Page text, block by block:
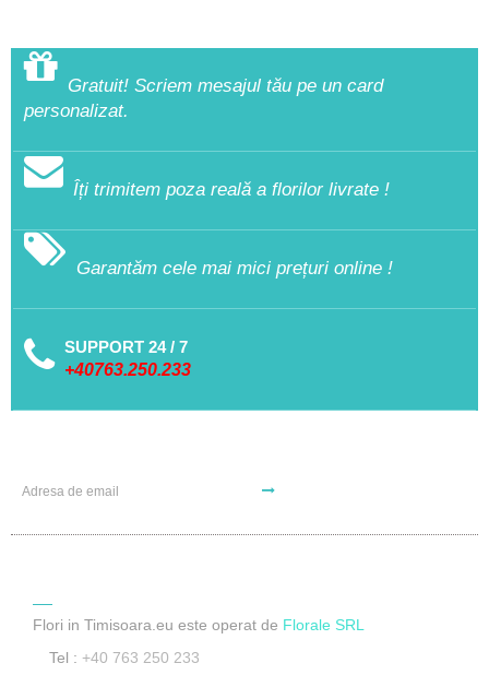
Gratuit! Scriem mesajul tău pe un card
personalizat.
Îți trimitem poza reală a florilor livrate !
Garantăm cele mai mici prețuri online !
SUPPORT 24 / 7
+40763.250.233
Flori in Timisoara.eu este operat de Florale SRL
Tel : +40 763 250 233